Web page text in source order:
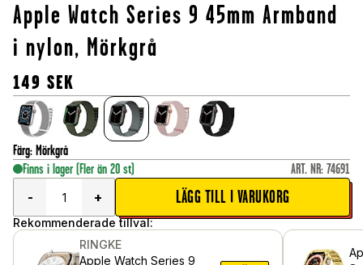
Apple Watch Series 9 45mm Armband
i nylon, Mörkgrå
149 SEK
Färg: Mörkgrå
Finns i lager (Fler än 20 st) ART. NR: 74691
-
+ LÄGG TILL I VARUKORG
Rekommenderade tillval:
RINGKE
Apple Watch Series 9